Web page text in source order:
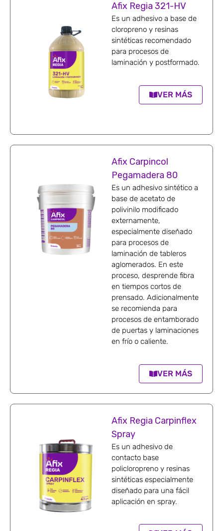
Afix Regia 321-HV
Es un adhesivo a base de
cloropreno y resinas
sintéticas recomendado
para procesos de
laminación y postformado.
VER MÁS
Afix Carpincol
Pegamadera 80
Es un adhesivo sintético a
base de acetato de
polivinilo modificado
externamente,
especialmente diseñado
para procesos de
laminación de tableros
aglomerados. En este
proceso, desprende fibra
en tiempos cortos de
prensado. Adicionalmente
se recomienda para
procesos de entamborado
de puertas y laminaciones
en frío o caliente.
VER MÁS
Afix Regia Carpinflex
Spray
Es un adhesivo de
contacto base
policloropreno y resinas
sintéticas especialmente
diseñado para una fácil
aplicación en spray.